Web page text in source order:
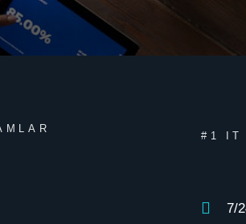
#1 IT
7/